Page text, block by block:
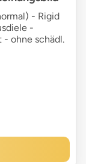
- Rigid
-
ohne schädl.